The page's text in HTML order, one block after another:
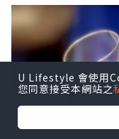
U Lifestyle 會使用
您同意接受本網站之